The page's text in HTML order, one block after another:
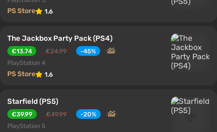
PS Store 1.6
The Jackbox Party Pack (PS4)
€13.74 €24.99
-45%
PlayStation 4
PS Store 1.6
Starfield (PS5)
€39.99 €49.99
-20%
PlayStation 5